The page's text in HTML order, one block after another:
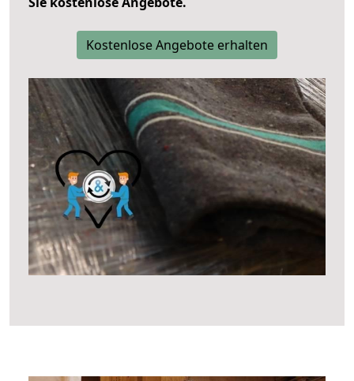
Kostenlose Angebote erhalten